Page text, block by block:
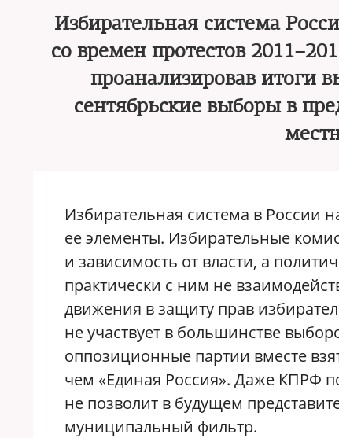
Избирательная система
со времен протестов
проанализировав итоги
сентябрьские выборы в
Избирательная система в России
ее элементы. Избирательные
и зависимость от власти, а
практически с ним не
движения в защиту прав
не участвует в большинстве
оппозиционные партии вместе
чем «Единая Россия». Даже КПРФ
не позволит в будущем
муниципальный фильтр.